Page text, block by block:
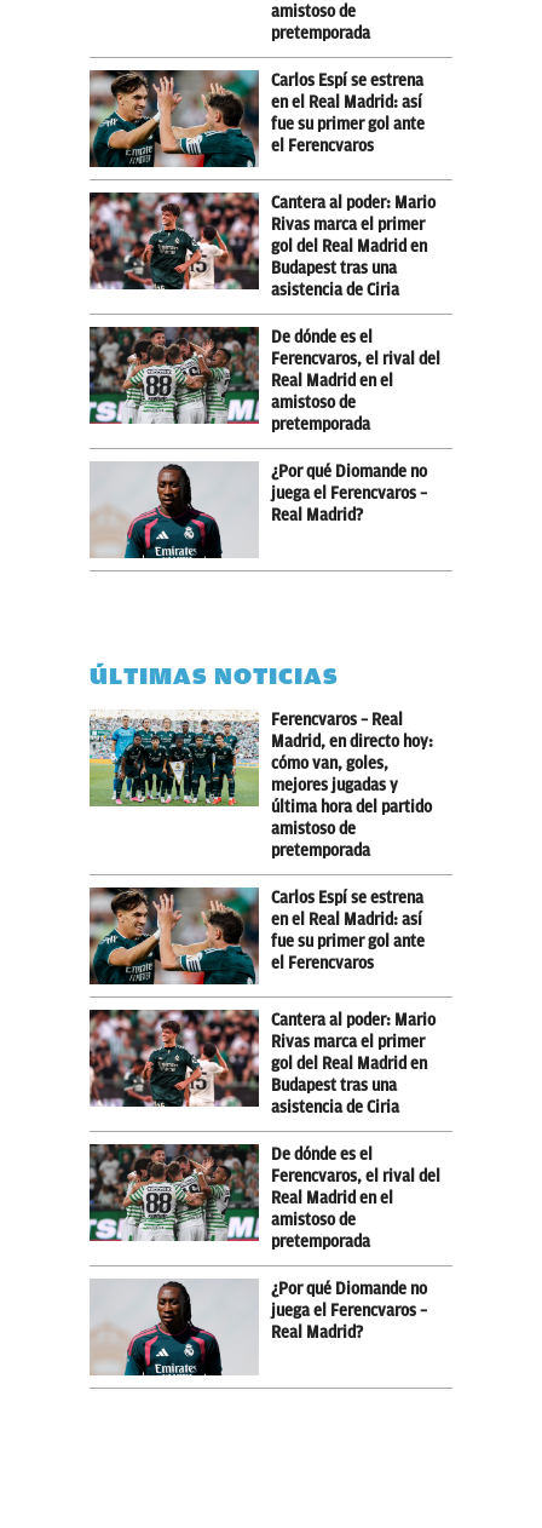
amistoso de
pretemporada
Carlos Espí se estrena
en el Real Madrid: así
fue su primer gol ante
el Ferencvaros
Cantera al poder: Mario
Rivas marca el primer
gol del Real Madrid en
Budapest tras una
asistencia de Ciria
De dónde es el
Ferencvaros, el rival del
Real Madrid en el
amistoso de
pretemporada
¿Por qué Diomande no
juega el Ferencvaros –
Real Madrid?
ÚLTIMAS NOTICIAS
Ferencvaros – Real
Madrid, en directo hoy:
cómo van, goles,
mejores jugadas y
última hora del partido
amistoso de
pretemporada
Carlos Espí se estrena
en el Real Madrid: así
fue su primer gol ante
el Ferencvaros
Cantera al poder: Mario
Rivas marca el primer
gol del Real Madrid en
Budapest tras una
asistencia de Ciria
De dónde es el
Ferencvaros, el rival del
Real Madrid en el
amistoso de
pretemporada
¿Por qué Diomande no
juega el Ferencvaros –
Real Madrid?